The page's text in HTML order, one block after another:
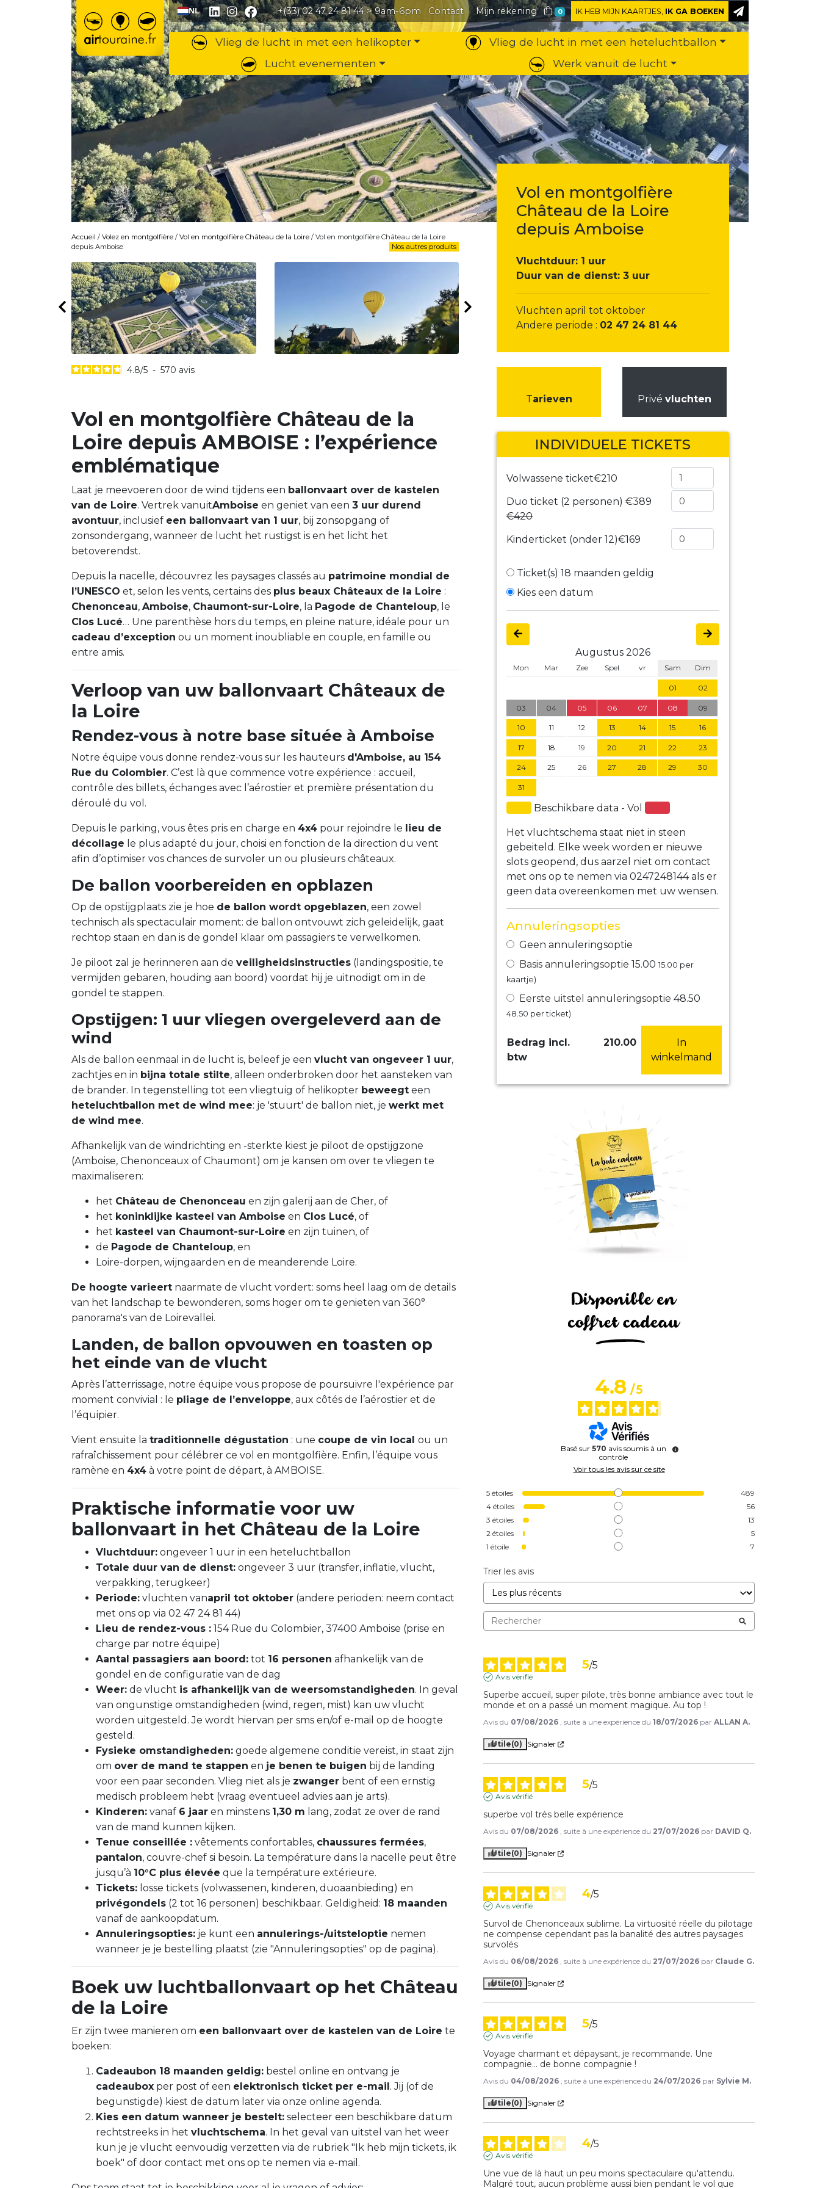
Ga naar inhoud NL +(33) 02 47 24 81 44> 9am-6pm Contact Mijn rekening 0 IK HEB MIJN KAARTJES, IK GA BOEKEN
Vlieg de lucht in met een helikopter
Vlieg de lucht in met een heteluchtballon
Lucht evenementen
Werk vanuit de lucht
Vol en montgolfière
Château de la Loire
depuis Amboise
Vluchtduur: 1 uur
Duur van de dienst: 3 uur
Vluchten april tot oktober
Andere periode : 02 47 24 81 44
Tarieven Privévluchten
INDIVIDUELE TICKETS
Volwassene ticket€210
Duo ticket (2 personen) €389
€420
Kinderticket (onder 12)€169
Ticket(s) 18 maanden geldig
Kies een datum
Augustus 2026
Mon Mar Zee Spel vr Sam Dim
01 02
03 04 05 06 07 08 09
10 11 12 13 14 15 16
17 18 19 20 21 22 23
24 25 26 27 28 29 30
31
Beschikbare data - Vol
Het vluchtschema staat niet in steen
gebeiteld. Elke week worden er nieuwe
slots geopend, dus aarzel niet om contact
met ons op te nemen via 0247248144 als er
geen data overeenkomen met uw wensen.
Annuleringsopties
Geen annuleringsoptie
Basis annuleringsoptie 15.00 15.00 per
kaartje)
Eerste uitstel annuleringsoptie 48.50
48.50 per ticket)
Bedrag incl.
btw
210.00
In
winkelmand
4.8/5
Basé sur 570 avis soumis à un
contrôle
Voir tous les avis sur ce site
5 étoiles
489
4 étoiles
56
3 étoiles
13
2 étoiles
5
1 étoile 7
Trier les avis
5/5
Avis vérifié
Superbe accueil, super pilote, très bonne ambiance avec tout le
monde et on a passé un moment magique. Au top !
Avis du 07/08/2026 , suite à une expérience du 18/07/2026 par ALLAN A.
Utile(0) Signaler
5/5
Avis vérifié
superbe vol trés belle expérience
Avis du 07/08/2026 , suite à une expérience du 27/07/2026 par DAVID Q.
Utile(0) Signaler
4/5
Avis vérifié
Survol de Chenonceaux sublime. La virtuosité réelle du pilotage
ne compense cependant pas la banalité des autres paysages
survolés
Avis du 06/08/2026 , suite à une expérience du 27/07/2026 par Claude G.
Utile(0) Signaler
5/5
Avis vérifié
Voyage charmant et dépaysant, je recommande. Une
compagnie... de bonne compagnie !
Avis du 04/08/2026 , suite à une expérience du 24/07/2026 par Sylvie M.
Utile(0) Signaler
4/5
Avis vérifié
Une vue de là haut un peu moins spectaculaire qu'attendu.
Malgré tout, aucun problème aussi bien pendant le vol que
Accueil / Volez en montgolfière / Vol en montgolfière Château de la Loire / Vol en montgolfière Château de la Loire
depuis Amboise
Nos autres produits
4.8/5 - 570 avis
Vol en montgolfière Château de la
Loire depuis AMBOISE : l’expérience
emblématique
Laat je meevoeren door de wind tijdens een ballonvaart over de kastelen
van de Loire. Vertrek vanuitAmboise en geniet van een 3 uur durend
avontuur, inclusief een ballonvaart van 1 uur, bij zonsopgang of
zonsondergang, wanneer de lucht het rustigst is en het licht het
betoverendst.
Depuis la nacelle, découvrez les paysages classés au patrimoine mondial de
l’UNESCO et, selon les vents, certains des plus beaux Châteaux de la Loire :
Chenonceau, Amboise, Chaumont-sur-Loire, la Pagode de Chanteloup, le
Clos Lucé… Une parenthèse hors du temps, en pleine nature, idéale pour un
cadeau d’exception ou un moment inoubliable en couple, en famille ou
entre amis.
Verloop van uw ballonvaart Châteaux de
la Loire
Rendez-vous à notre base située à Amboise
Notre équipe vous donne rendez-vous sur les hauteurs d'Amboise, au 154
Rue du Colombier. C’est là que commence votre expérience : accueil,
contrôle des billets, échanges avec l’aérostier et première présentation du
déroulé du vol.
Depuis le parking, vous êtes pris en charge en 4x4 pour rejoindre le lieu de
décollage le plus adapté du jour, choisi en fonction de la direction du vent
afin d’optimiser vos chances de survoler un ou plusieurs châteaux.
De ballon voorbereiden en opblazen
Op de opstijgplaats zie je hoe de ballon wordt opgeblazen, een zowel
technisch als spectaculair moment: de ballon ontvouwt zich geleidelijk, gaat
rechtop staan en dan is de gondel klaar om passagiers te verwelkomen.
Je piloot zal je herinneren aan de veiligheidsinstructies (landingspositie, te
vermijden gebaren, houding aan boord) voordat hij je uitnodigt om in de
gondel te stappen.
Opstijgen: 1 uur vliegen overgeleverd aan de
wind
Als de ballon eenmaal in de lucht is, beleef je een vlucht van ongeveer 1 uur,
zachtjes en in bijna totale stilte, alleen onderbroken door het aansteken van
de brander. In tegenstelling tot een vliegtuig of helikopter beweegt een
heteluchtballon met de wind mee: je 'stuurt' de ballon niet, je werkt met
de wind mee.
Afhankelijk van de windrichting en -sterkte kiest je piloot de opstijgzone
(Amboise, Chenonceaux of Chaumont) om je kansen om over te vliegen te
maximaliseren:
het Château de Chenonceau en zijn galerij aan de Cher, of
het koninklijke kasteel van Amboise en Clos Lucé, of
het kasteel van Chaumont-sur-Loire en zijn tuinen, of
de Pagode de Chanteloup, en
Loire-dorpen, wijngaarden en de meanderende Loire.
De hoogte varieert naarmate de vlucht vordert: soms heel laag om de details
van het landschap te bewonderen, soms hoger om te genieten van 360°
panorama's van de Loirevallei.
Landen, de ballon opvouwen en toasten op
het einde van de vlucht
Après l’atterrissage, notre équipe vous propose de poursuivre l'expérience par
moment convivial : le pliage de l’enveloppe, aux côtés de l’aérostier et de
l’équipier.
Vient ensuite la traditionnelle dégustation : une coupe de vin local ou un
rafraîchissement pour célébrer ce vol en montgolfière. Enfin, l’équipe vous
ramène en 4x4 à votre point de départ, à AMBOISE.
Praktische informatie voor uw
ballonvaart in het Château de la Loire
Vluchtduur: ongeveer 1 uur in een heteluchtballon
Totale duur van de dienst: ongeveer 3 uur (transfer, inflatie, vlucht,
verpakking, terugkeer)
Periode: vluchten vanapril tot oktober (andere perioden: neem contact
met ons op via 02 47 24 81 44)
Lieu de rendez-vous : 154 Rue du Colombier, 37400 Amboise (prise en
charge par notre équipe)
Aantal passagiers aan boord: tot 16 personen afhankelijk van de
gondel en de configuratie van de dag
Weer: de vlucht is afhankelijk van de weersomstandigheden. In geval
van ongunstige omstandigheden (wind, regen, mist) kan uw vlucht
worden uitgesteld. Je wordt hiervan per sms en/of e-mail op de hoogte
gesteld.
Fysieke omstandigheden: goede algemene conditie vereist, in staat zijn
om over de mand te stappen en je benen te buigen bij de landing
voor een paar seconden. Vlieg niet als je zwanger bent of een ernstig
medisch probleem hebt (vraag eventueel advies aan je arts).
Kinderen: vanaf 6 jaar en minstens 1,30 m lang, zodat ze over de rand
van de mand kunnen kijken.
Tenue conseillée : vêtements confortables, chaussures fermées,
pantalon, couvre-chef si besoin. La température dans la nacelle peut être
jusqu’à 10°C plus élevée que la température extérieure.
Tickets: losse tickets (volwassenen, kinderen, duoaanbieding) en
privégondels (2 tot 16 personen) beschikbaar. Geldigheid: 18 maanden
vanaf de aankoopdatum.
Annuleringsopties: je kunt een annulerings-/uitsteloptie nemen
wanneer je je bestelling plaatst (zie "Annuleringsopties" op de pagina).
Boek uw luchtballonvaart op het Château
de la Loire
Er zijn twee manieren om een ballonvaart over de kastelen van de Loire te
boeken:
Cadeaubon 18 maanden geldig: bestel online en ontvang je
cadeaubox per post of een elektronisch ticket per e-mail . Jij (of de
begunstigde) kiest de datum later via onze online agenda.
Kies een datum wanneer je bestelt: selecteer een beschikbare datum
rechtstreeks in het vluchtschema. In het geval van uitstel van het weer
kun je je vlucht eenvoudig verzetten via de rubriek "Ik heb mijn tickets, ik
boek" of door contact met ons op te nemen via e-mail.